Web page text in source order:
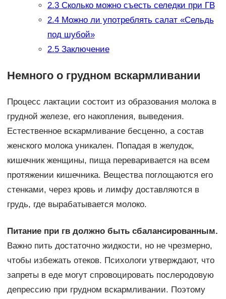
2.3Сколько можно съесть селедки при ГВ
2.4Можно ли употреблять салат «Сельдь
под шубой»
2.5Заключение
Немного о грудном вскармливании
Процесс лактации состоит из образования молока в
грудной железе, его накопления, выведения.
Естественное вскармливание бесценно, а состав
женского молока уникален. Попадая в желудок,
кишечник женщины, пища переваривается на всем
протяжении кишечника. Вещества поглощаются его
стенками, через кровь и лимфу доставляются в
грудь, где вырабатывается молоко.
Питание при гв должно быть сбалансированным.
Важно пить достаточно жидкости, но не чрезмерно,
чтобы избежать отеков. Психологи утверждают, что
запреты в еде могут спровоцировать послеродовую
депрессию при грудном вскармливании. Поэтому